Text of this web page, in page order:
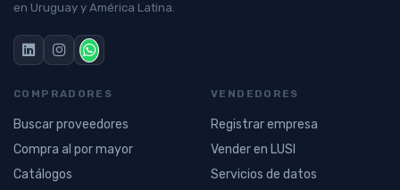
en Uruguay y América Latina.
COMPRADORES
Buscar proveedores
Compra al por mayor
Catálogos
VENDEDORES
Registrar empresa
Vender en LUSI
Servicios de datos